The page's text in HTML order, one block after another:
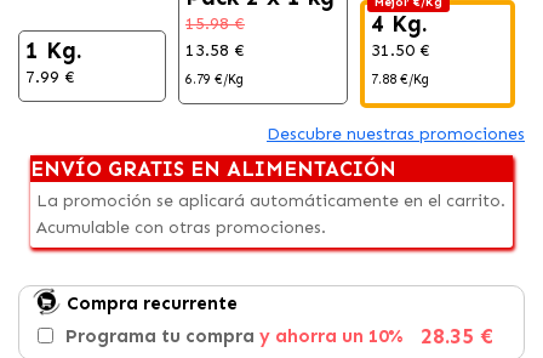
1 Kg.
7.99 €
15.98 €
13.58 €
6.79 €/Kg
4 Kg.
31.50 €
7.88 €/Kg
Descubre nuestras promociones
ENVÍO GRATIS EN ALIMENTACIÓN
La promoción se aplicará automáticamente en el carrito.
Acumulable con otras promociones.
Compra recurrente
Programa tu compra y ahorra un 10% 28.35 €